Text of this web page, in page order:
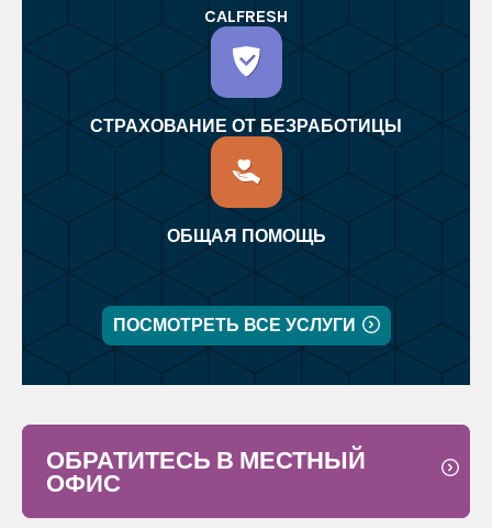
CALFRESH
СТРАХОВАНИЕ ОТ БЕЗРАБОТИЦЫ
ОБЩАЯ ПОМОЩЬ
ПОСМОТРЕТЬ ВСЕ УСЛУГИ
ОБРАТИТЕСЬ В МЕСТНЫЙ
ОФИС